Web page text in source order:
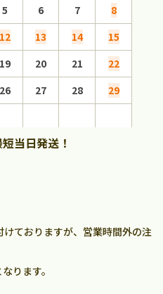
5 6 7
8
12 13 14
15
19 20 21
22
26 27 28
29
当日発送！
ておりますが、営業時間外の注
ります。